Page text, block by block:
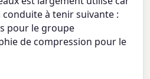
à tenir suivante :
pour le groupe
de compression pour le